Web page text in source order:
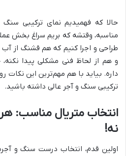
حالا که فهمیدیم نمای ترکیبی
مناسبه، وقتشه که بریم سراغ بخش
طراحی و اجرا کنیم که هم قشنگ از آب
و هم از لحاظ فنی مشکلی پیدا
داره. بیاید با هم مهم‌ترین این نکات
ترکیبی سنگ و آجر عالی داشته باشید.
انتخاب متریال مناسب:
نه!
اولین قدم، انتخاب درست سنگ و